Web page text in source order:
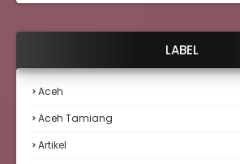
LABEL
Aceh
Aceh Tamiang
Artikel